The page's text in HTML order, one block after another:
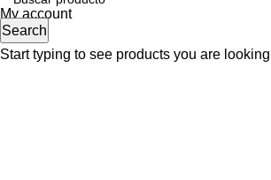
Search
Start typing to see products you are looking
My account